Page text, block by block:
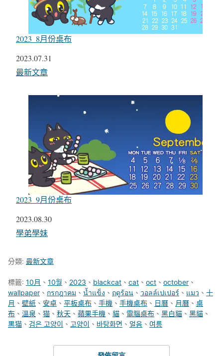
2023_8月份桌布
日期
2023.07.31
關於
最新文章
2023_9月份桌布
日期
2023.08.30
關於
學弟學妹
分類: 最新文章
標籤: 10月 、 10월 、 2023 、 blackcat 、 cat 、 oct 、 october 、
wallpaper 、 กรกฎาคม 、 น้ำแข็ง 、 ฤดูร้อน 、 วอลล์เปเปอร์ 、 แมว 、 十
月 、 壁紙 、 安卓 、 平板桌布 、 手機 、 手機桌布 、 日曆 、 月曆 、 桌
布 、 溫泉 、 猫 、 秋天 、 蘋果手機 、 貓 、 電腦桌布 、 黑白貓 、 黑貓 、
黒猫 、 검은 고양이 、 고양이 、 바탕화면 、 얼음 、 여름